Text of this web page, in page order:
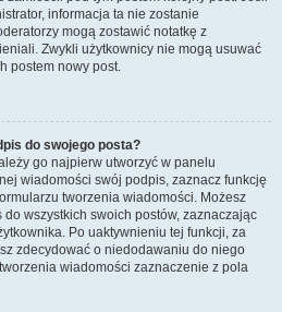
informacja ta nie zostanie
mogą zostawić notatkę z
Zwykli użytkownicy nie mogą usuwać
postem nowy post.
do swojego posta?
go najpierw utworzyć w panelu
wiadomości swój podpis, zaznacz funkcję
tworzenia wiadomości. Możesz
wszystkich swoich postów, zaznaczając
Po uaktywnieniu tej funkcji, za
zdecydować o niedodawaniu do niego
wiadomości zaznaczenie z pola